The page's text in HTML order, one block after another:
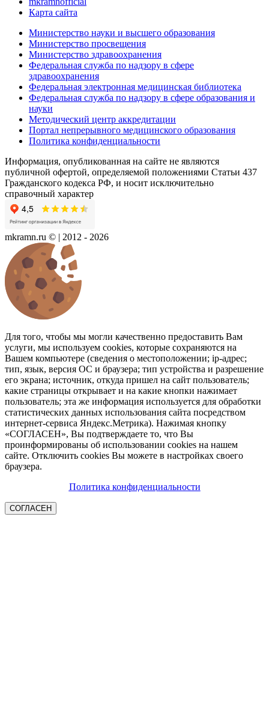
Карта сайта
Министерство науки и высшего образования
Министерство просвещения
Министерство здравоохранения
Федеральная служба по надзору в сфере
здравоохранения
Федеральная электронная медицинская библиотека
Федеральная служба по надзору в сфере образования и
науки
Методический центр аккредитации
Портал непрерывного медицинского образования
Политика конфиденциальности
Информация, опубликованная на сайте не являются
публичной офертой, определяемой положениями Статьи 437
Гражданского кодекса РФ, и носит исключительно
справочный характер
mkramn.ru © | 2012 - 2026
Для того, чтобы мы могли качественно предоставить Вам
услуги, мы используем cookies, которые сохраняются на
Вашем компьютере (сведения о местоположении; ip-адрес;
тип, язык, версия ОС и браузера; тип устройства и разрешение
его экрана; источник, откуда пришел на сайт пользователь;
какие страницы открывает и на какие кнопки нажимает
пользователь; эта же информация используется для обработки
статистических данных использования сайта посредством
интернет-сервиса Яндекс.Метрика). Нажимая кнопку
«СОГЛАСЕН», Вы подтверждаете то, что Вы
проинформированы об использовании cookies на нашем
сайте. Отключить cookies Вы можете в настройках своего
браузера.
Политика конфиденциальности
СОГЛАСЕН